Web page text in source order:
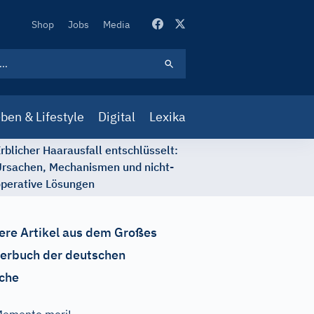
Secondary
Shop Jobs Media
& Lifestyle Digital Lexika
Haarausfall entschlüsselt:
Mechanismen und nicht-
Lösungen
Artikel aus dem Großes
der deutschen